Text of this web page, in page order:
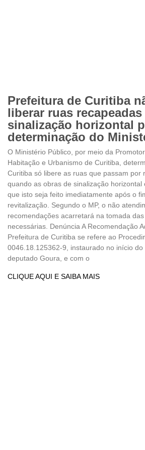
Prefeitura de Curitiba
liberar ruas recapeadas
sinalização horizontal
determinação do
O Ministério Público, por meio da
Habitação e Urbanismo de Curitiba,
Curitiba só libere as ruas que passam por
quando as obras de sinalização horizontal
que isto seja feito imediatamente após o
revitalização. Segundo o MP, o não
recomendações acarretará na tomada
necessárias. Denúncia A Recomendação
Prefeitura de Curitiba se refere ao
0046.18.125362-9, instaurado no início
deputado Goura, e com o
CLIQUE AQUI E SAIBA MAIS